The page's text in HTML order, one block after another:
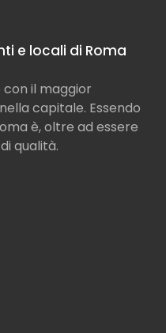
e locali di Roma
con il maggior
capitale. Essendo
è, oltre ad essere
qualità.